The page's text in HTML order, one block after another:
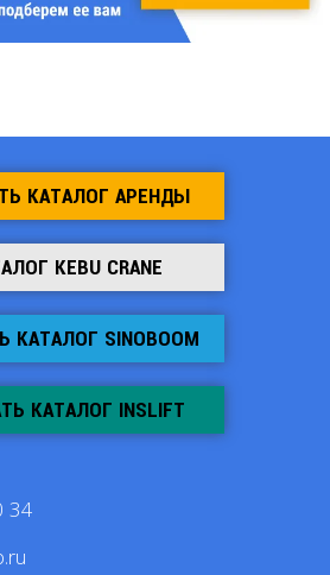
КАТАЛОГ АРЕНДЫ
KEBU CRANE
КАТАЛОГ SINOBOOM
КАТАЛОГ INSLIFT
34